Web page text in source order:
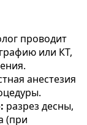
проводит
или КТ,
анестезия
разрез десны,
(при